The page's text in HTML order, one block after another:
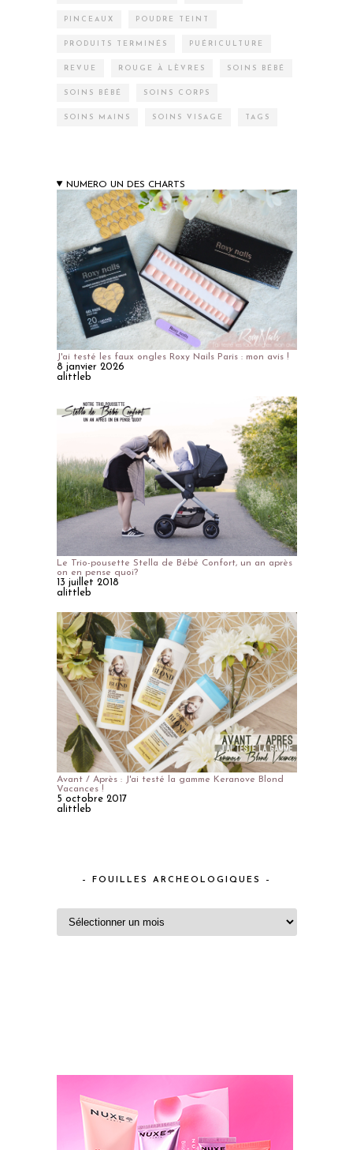
PINCEAUX POUDRE TEINT
PRODUITS TERMINÉS PUÉRICULTURE
REVUE ROUGE À LÈVRES SOINS BÉBÉ
SOINS BÉBÉ SOINS CORPS
SOINS MAINS SOINS VISAGE TAGS
NUMERO UN DES CHARTS
J'ai testé les faux ongles Roxy Nails Paris : mon avis !
8 janvier 2026
alittleb
Le Trio-pousette Stella de Bébé Confort, un an après
on en pense quoi?
13 juillet 2018
alittleb
Avant / Après : J'ai testé la gamme Keranove Blond
Vacances !
5 octobre 2017
alittleb
– FOUILLES ARCHEOLOGIQUES –